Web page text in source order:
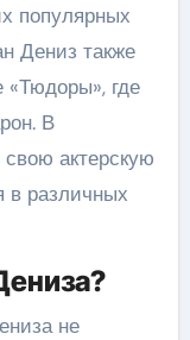
популярных
Дениз также
«Тюдоры», где
В
актерскую
в различных
не